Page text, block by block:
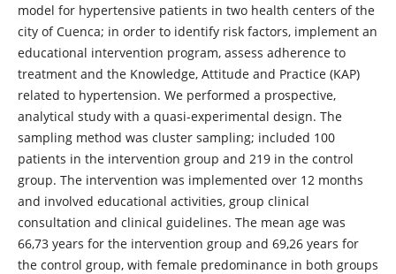
model for hypertensive patients in two health centers of the
city of Cuenca; in order to identify risk factors, implement an
educational intervention program, assess adherence to
treatment and the Knowledge, Attitude and Practice (KAP)
related to hypertension. We performed a prospective,
analytical study with a quasi-experimental design. The
sampling method was cluster sampling; included 100
patients in the intervention group and 219 in the control
group. The intervention was implemented over 12 months
and involved educational activities, group clinical
consultation and clinical guidelines. The mean age was
66,73 years for the intervention group and 69,26 years for
the control group, with female predominance in both groups